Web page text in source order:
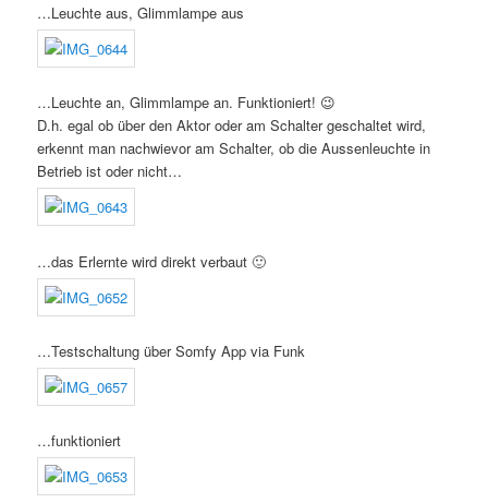
…Leuchte aus, Glimmlampe aus
…Leuchte an, Glimmlampe an. Funktioniert! 😉
D.h. egal ob über den Aktor oder am Schalter geschaltet wird,
erkennt man nachwievor am Schalter, ob die Aussenleuchte in
Betrieb ist oder nicht…
…das Erlernte wird direkt verbaut 🙂
…Testschaltung über Somfy App via Funk
…funktioniert